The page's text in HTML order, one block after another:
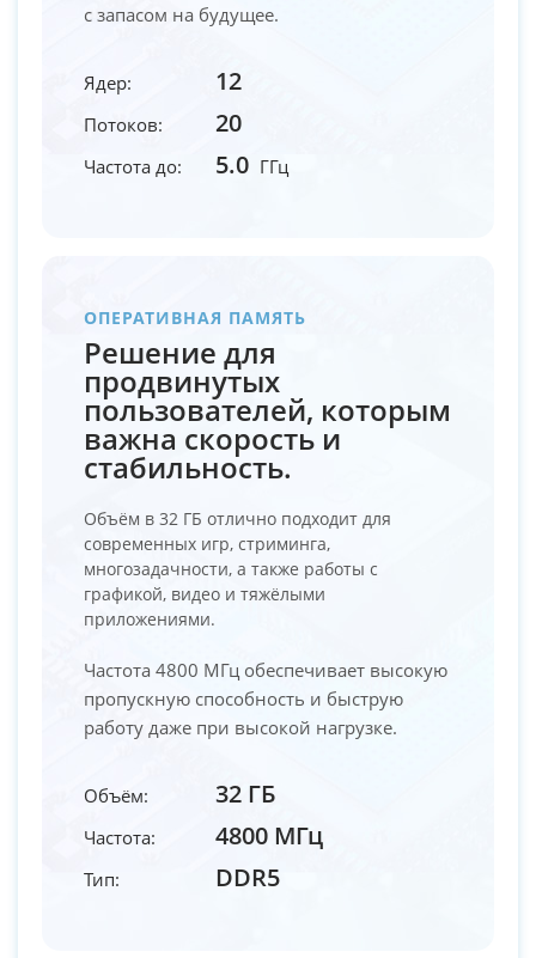
с запасом на будущее.
Ядер: 12
Потоков: 20
Частота до: 5.0 ГГц
ОПЕРАТИВНАЯ ПАМЯТЬ
Решение для
продвинутых
пользователей, которым
важна скорость и
стабильность.
Объём в 32 ГБ отлично подходит для
современных игр, стриминга,
многозадачности, а также работы с
графикой, видео и тяжёлыми
приложениями.
Частота 4800 МГц обеспечивает высокую
пропускную способность и быструю
работу даже при высокой нагрузке.
Объём: 32 ГБ
Частота: 4800 МГц
Тип: DDR5